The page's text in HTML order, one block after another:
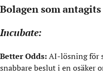
Bolagen som
Incubate:
Better Odds:AI-lösning för
snabbare beslut i en osäker